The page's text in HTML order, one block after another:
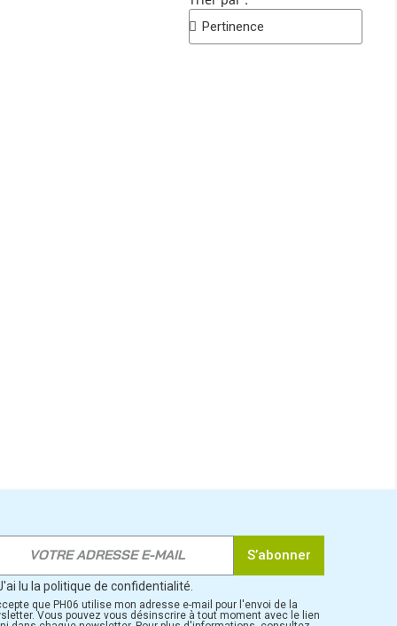
S’abonner
lu la politique de confidentialité.
que PH06 utilise mon adresse e-mail pour l'envoi de la
Vous pouvez vous désinscrire à tout moment avec le lien